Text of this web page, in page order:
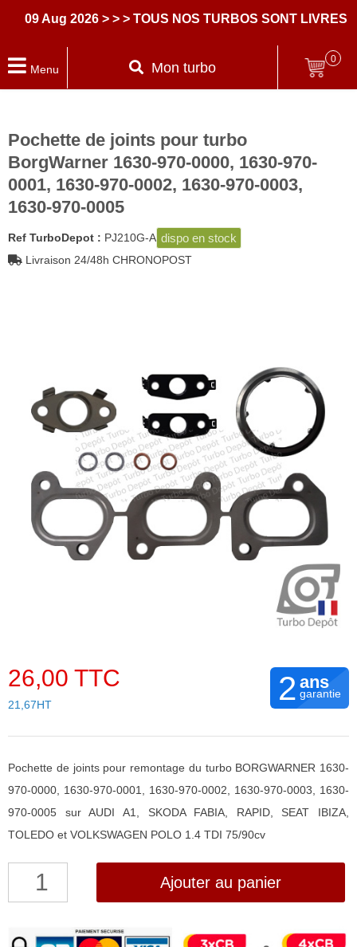
Aug 2026 > > > TOUS NOS TURBOS SONT LIVRES
Menu Mon turbo
0
Pochette de joints pour turbo
BorgWarner 1630-970-0000, 1630-970-
0001, 1630-970-0002, 1630-970-0003,
1630-970-0005
Ref TurboDepot : PJ210G-A dispo en stock
Livraison 24/48h CHRONOPOST
26,00 TTC
21,67HT 2 ans
garantie
Pochette de joints pour remontage du turbo BORGWARNER 1630-
970-0000, 1630-970-0001, 1630-970-0002, 1630-970-0003, 1630-
970-0005 sur AUDI A1, SKODA FABIA, RAPID, SEAT IBIZA,
TOLEDO et VOLKSWAGEN POLO 1.4 TDI 75/90cv
quantité
de
Ajouter au panier